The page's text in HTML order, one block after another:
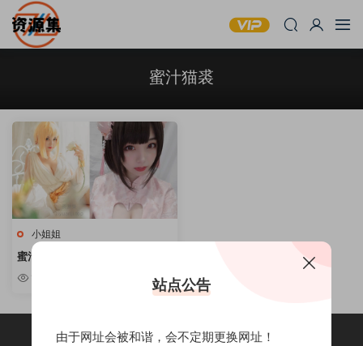
蜜汁猫裘
小姐姐
蜜汁猫裘 – 甜美可爱写真合集 [持
续更新]
站点公告
由于网址会被和谐，会不定期更换网址！